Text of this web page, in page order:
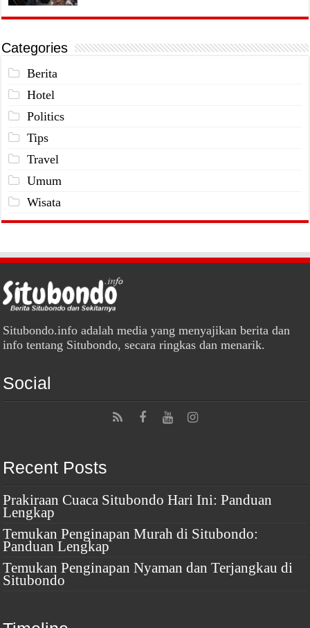
Categories
Berita
Hotel
Politics
Tips
Travel
Umum
Wisata
Situbondo.info adalah media yang menyajikan berita dan
info tentang Situbondo, secara ringkas dan menarik.
Social
Recent Posts
Prakiraan Cuaca Situbondo Hari Ini: Panduan
Lengkap
Temukan Penginapan Murah di Situbondo:
Panduan Lengkap
Temukan Penginapan Nyaman dan Terjangkau di
Situbondo